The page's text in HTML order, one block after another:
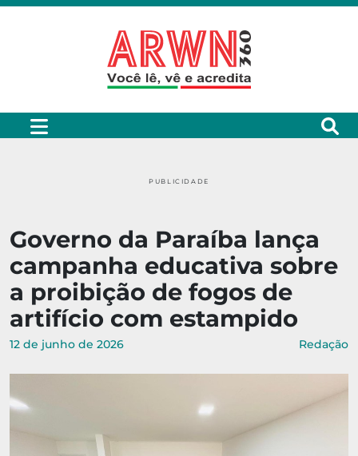
PUBLICIDADE
Governo da Paraíba lança
campanha educativa sobre
a proibição de fogos de
artifício com estampido
12 de junho de 2026 Redação